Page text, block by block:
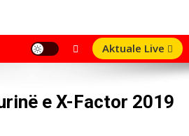
Aktuale Live
e X-Factor 2019